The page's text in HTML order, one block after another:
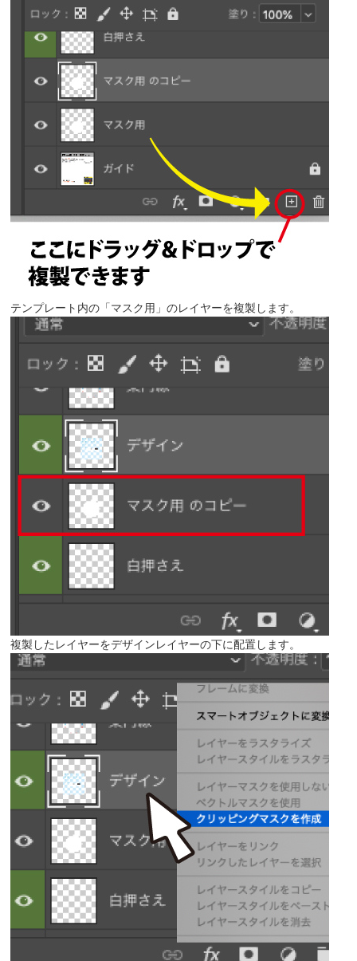
テンプレート内の「マスク用」のレイヤーを複製します。
複製したレイヤーをデザインレイヤーの下に配置します。